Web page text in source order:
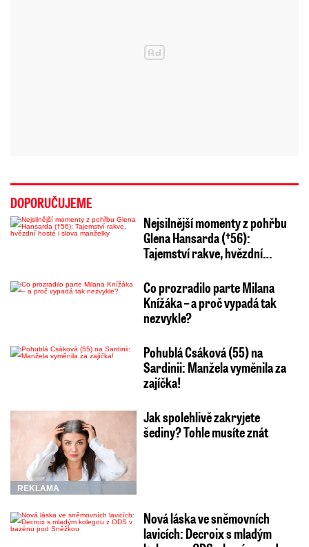
DOPORUČUJEME
Nejsilnější momenty z pohřbu
Glena Hansarda (†56):
Tajemství rakve, hvězdní…
Co prozradilo parte Milana
Knížáka – a proč vypadá tak
nezvykle?
Pohublá Csáková (55) na
Sardinii: Manžela vyměnila za
zajíčka!
REKLAMA
Jak spolehlivě zakryjete
šediny? Tohle musíte znát
Nová láska ve sněmovních
lavicích: Decroix s mladým